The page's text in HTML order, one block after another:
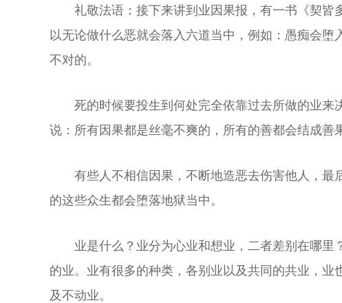
礼敬法语：接下来讲到业因果报，有一书《契
以无论做什么恶就会落入六道当中，例如：愚痴会
不对的。
死的时候要投生到何处完全依靠过去所做的业
说：所有因果都是丝毫不爽的，所有的善都会结成
有些人不相信因果，不断地造恶去伤害他人，
的这些众生都会堕落地狱当中。
业是什么？业分为心业和想业，二者差别在哪
的业。业有很多的种类，各别业以及共同的共业，
及不动业。